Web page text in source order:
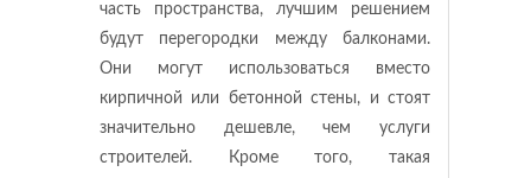
часть пространства, лучшим решением
будут перегородки между балконами.
Они могут использоваться вместо
кирпичной или бетонной стены, и стоят
значительно дешевле, чем услуги
строителей. Кроме того, такая